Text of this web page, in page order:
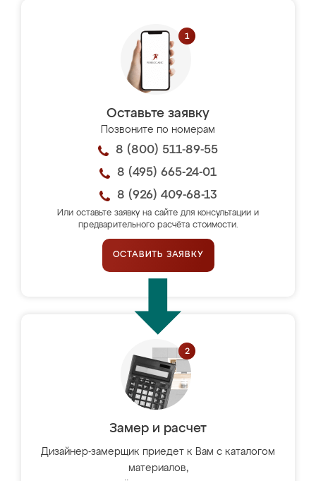
Оставьте заявку
Позвоните по номерам
8 (800) 511-89-55
8 (495) 665-24-01
8 (926) 409-68-13
Или оставьте заявку на сайте для консультации и
предварительного расчёта стоимости.
ОСТАВИТЬ ЗАЯВКУ
Замер и расчет
Дизайнер-замерщик приедет к Вам с каталогом
материалов,